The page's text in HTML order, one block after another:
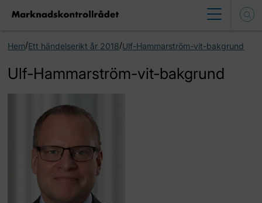
Hem/Ett händelserikt år 2018/Ulf-Hammarström-vit-bakgrund
Ulf-Hammarström-vit-bakgrund